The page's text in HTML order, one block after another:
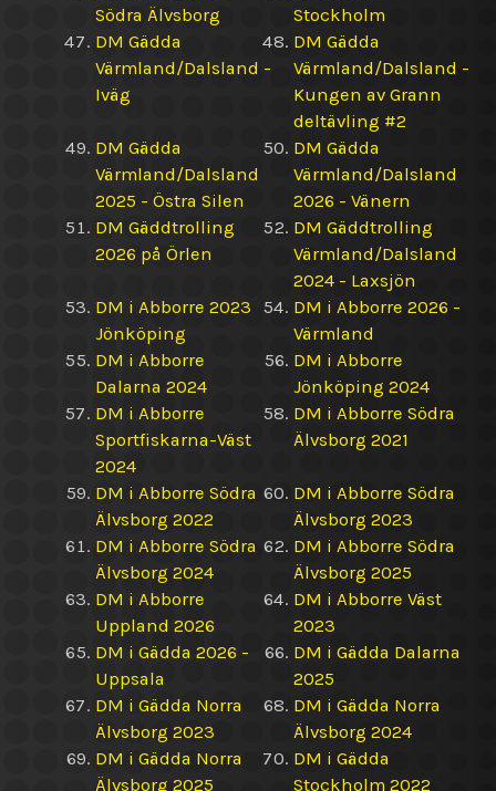
Södra Älvsborg
Stockholm
DM Gädda
Värmland/Dalsland -
Iväg
DM Gädda
Värmland/Dalsland -
Kungen av Grann
deltävling #2
DM Gädda
Värmland/Dalsland
2025 - Östra Silen
DM Gädda
Värmland/Dalsland
2026 - Vänern
DM Gäddtrolling
2026 på Örlen
DM Gäddtrolling
Värmland/Dalsland
2024 - Laxsjön
DM i Abborre 2023
Jönköping
DM i Abborre 2026 -
Värmland
DM i Abborre
Dalarna 2024
DM i Abborre
Jönköping 2024
DM i Abborre
Sportfiskarna-Väst
2024
DM i Abborre Södra
Älvsborg 2021
DM i Abborre Södra
Älvsborg 2022
DM i Abborre Södra
Älvsborg 2023
DM i Abborre Södra
Älvsborg 2024
DM i Abborre Södra
Älvsborg 2025
DM i Abborre
Uppland 2026
DM i Abborre Väst
2023
DM i Gädda 2026 -
Uppsala
DM i Gädda Dalarna
2025
DM i Gädda Norra
Älvsborg 2023
DM i Gädda Norra
Älvsborg 2024
DM i Gädda Norra
Älvsborg 2025
DM i Gädda
Stockholm 2022